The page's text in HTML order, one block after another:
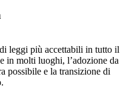
leggi più accettabili in tutto il
in molti luoghi, l’adozione da
possibile e la transizione di